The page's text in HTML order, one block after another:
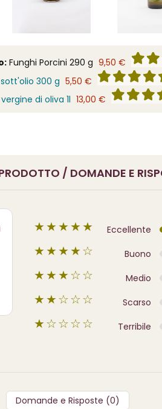
Funghi Porcini 290 g 9,50 €
300 g 5,50 €
di oliva 1l 13,00 €
/ DOMANDE E
★★★★★ Eccellente
★★★★☆ Buono
★★★☆☆ Medio
★★☆☆☆ Scarso
★☆☆☆☆ Terribile
Domande e Risposte (0)